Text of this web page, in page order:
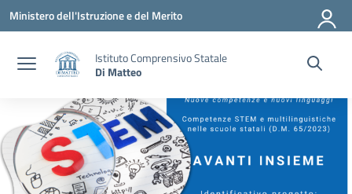
Vai ai contenuti
Vai al menu di navigazione
Vai al footer
Ministero dell'Istruzione e del Merito
Istituto Comprensivo Statale
Di Matteo